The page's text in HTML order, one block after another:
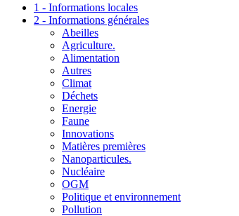
1 - Informations locales
2 - Informations générales
Abeilles
Agriculture.
Alimentation
Autres
Climat
Déchets
Energie
Faune
Innovations
Matières premières
Nanoparticules.
Nucléaire
OGM
Politique et environnement
Pollution